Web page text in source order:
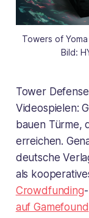
Towers of
Bild:
Tower
Videospielen:
bauen Türme,
erreichen.
deutsche
als
Crowdfunding
auf Gamefound